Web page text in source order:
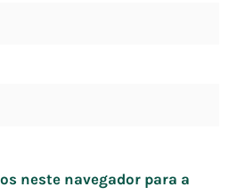
neste navegador para a